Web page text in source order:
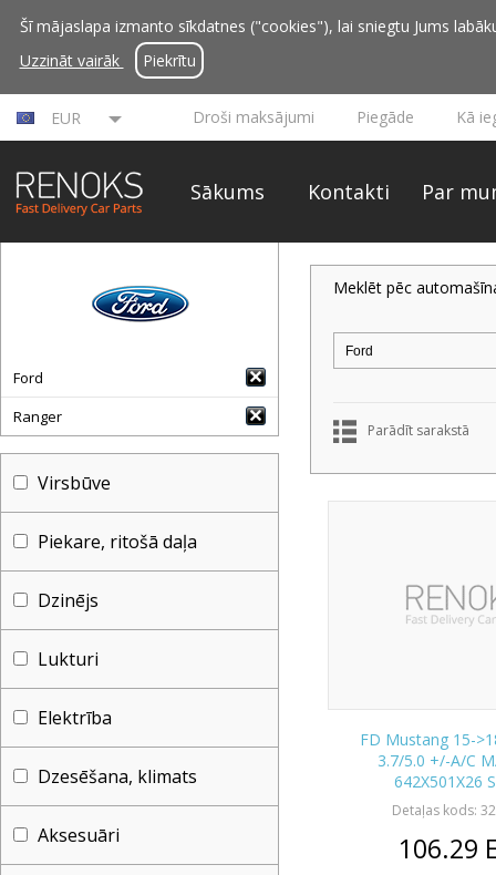
Šī mājaslapa izmanto sīkdatnes ("cookies"), lai sniegtu Jums
Uzzināt vairāk
Piekrītu
EUR Droši maksājumi Piegāde Kā
Sākums Kontakti Par
Ford
Ranger
Virsbūve
Piekare, ritošā daļa
Dzinējs
Lukturi
Elektrība
Dzesēšana, klimats
Aksesuāri
Meklēt pēc
Parādīt sarakstā
FD Mustang 15-
3.7/5.0 +/-A/C
642X501X26
Detaļas kods:
106.29